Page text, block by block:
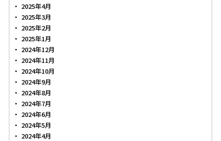
2025年4月
2025年3月
2025年2月
2025年1月
2024年12月
2024年11月
2024年10月
2024年9月
2024年8月
2024年7月
2024年6月
2024年5月
2024年4月